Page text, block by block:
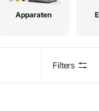
Apparaten
Filters